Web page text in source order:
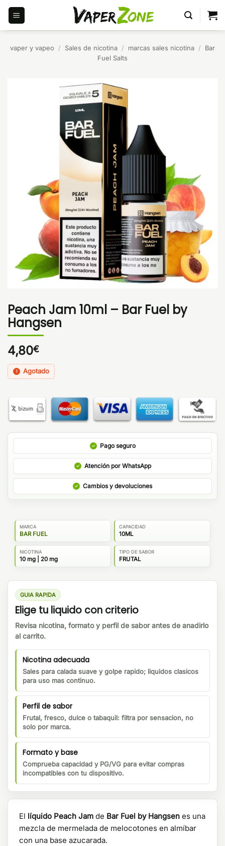
Saltar
contenido
vaper y vapeo / Sales de nicotina / marcas sales nicotina /
Bar
Fuel Salts
Peach Jam 10ml – Bar Fuel by
Hangsen
4,80€
Agotado
Pago seguro
Atención por WhatsApp
Cambios y devoluciones
MARCA
BAR FUEL
CAPACIDAD
10ML
NICOTINA
10 mg | 20 mg
TIPO DE SABOR
FRUTAL
GUIA RAPIDA
Elige tu liquido con criterio
Revisa nicotina, formato y perfil de sabor antes de anadirlo
al carrito.
Nicotina adecuada
Sales para calada suave y golpe rapido; liquidos clasicos
para uso mas continuo.
Perfil de sabor
Frutal, fresco, dulce o tabaquil: filtra por sensacion, no
solo por marca.
Formato y base
Comprueba capacidad y PG/VG para evitar compras
incompatibles con tu dispositivo.
El líquido Peach Jam de Bar Fuel by Hangsen es una
mezcla de mermelada de melocotones en almíbar
con una base azucarada.